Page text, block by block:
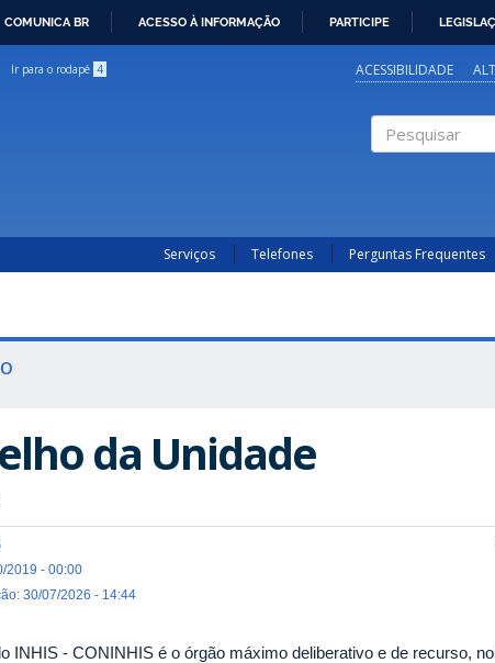
COMUNICA BR ACESSO À INFORMAÇÃO PARTICIPE
Ir para o rodapé 4 ACESSIBILIDADE
Serviços Telefones Perguntas Frequentes
da Unidade
2019 - 00:00
30/07/2026 - 14:44
INHIS - CONINHIS é o órgão máximo deliberativo e de recurso,